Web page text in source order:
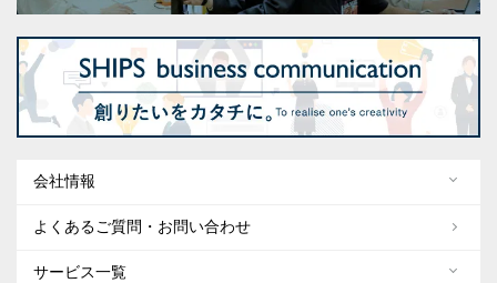
会社情報
よくあるご質問・お問い合わせ
サービス一覧